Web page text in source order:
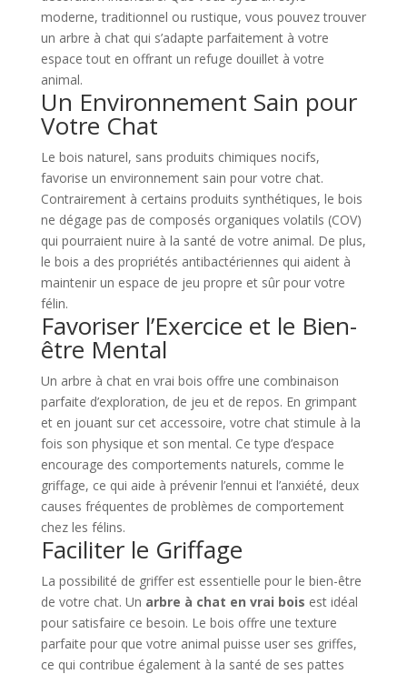
moderne, traditionnel ou rustique, vous pouvez trouver
un arbre à chat qui s’adapte parfaitement à votre
espace tout en offrant un refuge douillet à votre
animal.
Un Environnement Sain pour
Votre Chat
Le bois naturel, sans produits chimiques nocifs,
favorise un environnement sain pour votre chat.
Contrairement à certains produits synthétiques, le bois
ne dégage pas de composés organiques volatils (COV)
qui pourraient nuire à la santé de votre animal. De plus,
le bois a des propriétés antibactériennes qui aident à
maintenir un espace de jeu propre et sûr pour votre
félin.
Favoriser l’Exercice et le Bien-
être Mental
Un arbre à chat en vrai bois offre une combinaison
parfaite d’exploration, de jeu et de repos. En grimpant
et en jouant sur cet accessoire, votre chat stimule à la
fois son physique et son mental. Ce type d’espace
encourage des comportements naturels, comme le
griffage, ce qui aide à prévenir l’ennui et l’anxiété, deux
causes fréquentes de problèmes de comportement
chez les félins.
Faciliter le Griffage
La possibilité de griffer est essentielle pour le bien-être
de votre chat. Un arbre à chat en vrai bois est idéal
pour satisfaire ce besoin. Le bois offre une texture
parfaite pour que votre animal puisse user ses griffes,
ce qui contribue également à la santé de ses pattes